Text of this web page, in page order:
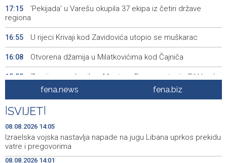
17:15
'Pekijada' u Varešu okupila 37 ekipa iz četiri države
regiona
16:55 U rijeci Krivaji kod Zavidovića utopio se muškarac
16:08 Otvorena džamija u Milatkovićima kod Čajniča
15:55
Zmajice se okupile u Mostaru: Reprezentacija BiH kreće
po novu mediteransku priču
15:55
SFF - Specijalna predfestivalska projekcija restauriranog
filma 'Žena s krajolikom' Ivice Matića
15:37
Požar kod Konjica i dalje aktivan, stanje bolje nego
jutros
fena.news fena.biz
SVIJET
08.08.2026 14:05
Izraelska vojska nastavlja napade na jugu Libana uprkos prekidu
vatre i pregovorima
08.08.2026 14:01